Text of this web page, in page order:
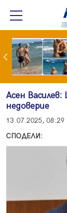
Драма вместо щастие: Звезда от "Татковци" е в болница с високорискова бременност
Асен
недоверие
13.07.2025, 08:29
СПОДЕЛИ: